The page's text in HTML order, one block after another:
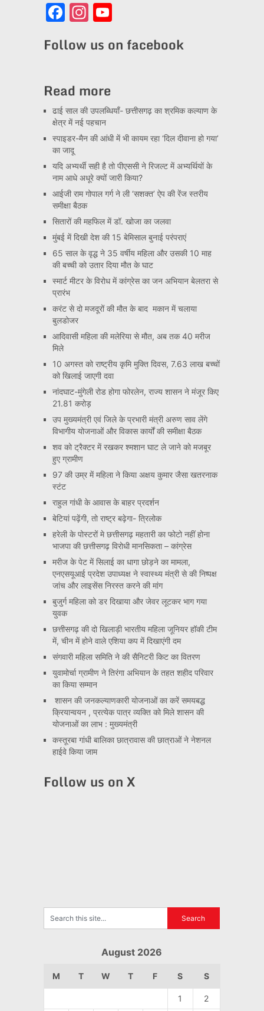
Facebook
Instagram
YouTube
Follow us on facebook
Read more
ढाई साल की उपलब्धियाँ- छत्तीसगढ़ का श्रमिक कल्याण के
क्षेत्र में नई पहचान
स्पाइडर-मैन की आंधी में भी कायम रहा ‘दिल दीवाना हो गया’
का जादू
यदि अभ्यर्थी सही है तो पीएससी ने रिजल्ट में अभ्यर्थियों के
नाम आधे अधूरे क्यों जारी किया?
आईजी राम गोपाल गर्ग ने ली ‘सशक्त’ ऐप की रेंज स्तरीय
समीक्षा बैठक
सितारों की महफिल में डॉ. खोजा का जलवा
मुंबई में दिखी देश की 15 बेमिसाल बुनाई परंपराएं
65 साल के वृद्ध ने 35 वर्षीय महिला और उसकी 10 माह
की बच्ची को उतार दिया मौत के घाट
स्मार्ट मीटर के विरोध में कांग्रेस का जन अभियान बेलतरा से
प्रारंभ
करंट से दो मजदूरों की मौत के बाद मकान में चलाया
बुलडोजर
आदिवासी महिला की मलेरिया से मौत, अब तक 40 मरीज
मिले
10 अगस्त को राष्ट्रीय कृमि मुक्ति दिवस, 7.63 लाख बच्चों
को खिलाई जाएगी दवा
नांदघाट-मुंगेली रोड होगा फोरलेन, राज्य शासन ने मंजूर किए
21.81 करोड़
उप मुख्यमंत्री एवं जिले के प्रभारी मंत्री अरुण साव लेंगे
विभागीय योजनाओं और विकास कार्यों की समीक्षा बैठक
शव को ट्रैक्टर में रखकर श्मशान घाट ले जाने को मजबूर
हुए ग्रामीण
97 की उम्र में महिला ने किया अक्षय कुमार जैसा खतरनाक
स्टंट
राहुल गांधी के आवास के बाहर प्रदर्शन
बेटियां पढ़ेंगी, तो राष्ट्र बढ़ेगा- त्रिलोक
हरेली के पोस्टरों मे छत्तीसगढ़ महतारी का फोटो नहीं होना
भाजपा की छत्तीसगढ़ विरोधी मानसिकता – कांग्रेस
मरीज के पेट में सिलाई का धागा छोड़ने का मामला,
एनएसयूआई प्रदेश उपाध्यक्ष ने स्वास्थ्य मंत्री से की निष्पक्ष
जांच और लाइसेंस निरस्त करने की मांग
बुजुर्ग महिला को डर दिखाया और जेवर लूटकर भाग गया
युवक
छत्तीसगढ़ की दो खिलाड़ी भारतीय महिला जूनियर हॉकी टीम
में, चीन में होने वाले एशिया कप में दिखाएंगी दम
संगवारी महिला समिति ने की सैनिटरी किट का वितरण
युवामोर्चा ग्रामीण ने तिरंगा अभियान के तहत शहीद परिवार
का किया सम्मान
शासन की जनकल्याणकारी योजनाओं का करें समयबद्ध
क्रियान्वयन , प्रत्येक पात्र व्यक्ति को मिले शासन की
योजनाओं का लाभ : मुख्यमंत्री
कस्तूरबा गांधी बालिका छात्रावास की छात्राओं ने नेशनल
हाईवे किया जाम
Follow us on X
August 2026
M T W T F S S
1 2